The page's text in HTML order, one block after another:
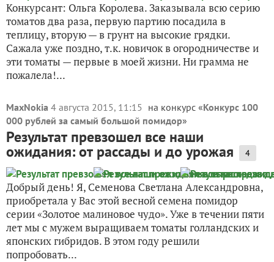
Конкурсант: Ольга Королева. Заказывала всю серию
томатов два раза, первую партию посадила в
теплицу, вторую — в грунт на высокие грядки.
Сажала уже поздно, т.к. новичок в огородничестве и
эти томаты — первые в моей жизни. Ни грамма не
пожалела!...
MaxNokia 4 августа 2015, 11:15 на конкурс «Конкурс 100
000 рублей за самый большой помидор»
Результат превзошел все наши
ожидания: от рассады и до урожая 4
Добрый день! Я, Семенова Светлана Александровна,
приобретала у Вас этой весной семена помидор
серии «Золотое малиновое чудо». Уже в течении пяти
лет мы с мужем выращиваем томаты голландских и
японских гибридов. В этом году решили
попробовать...